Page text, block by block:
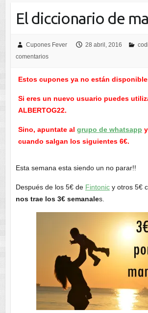
El diccionario de
Cupones Fever 28 abril, 2016
comentarios
Estos cupones ya no están
Si eres un nuevo usuario puedes
ALBERTOG22.
Sino, apuntate al grupo de whatsapp
cuando salgan los siguientes 6€.
Esta semana esta siendo un no parar!!
Después de los 5€ de Fintonicy otros 5€
nos trae los 3€ semanales.